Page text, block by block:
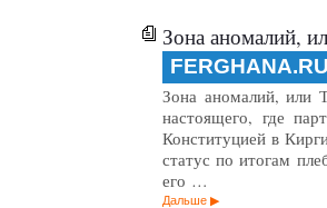
Зона аномалий,
FERGHANA.RU
Зона аномалий, или
настоящего, где
Конституцией в
статус по итогам
его …
Дальше